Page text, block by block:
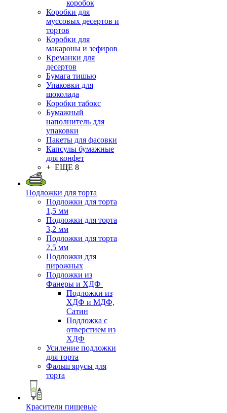
коробок
Коробки для
муссовых десертов и
тортов
Коробки для
макароны и зефиров
Креманки для
десертов
Бумага тишью
Упаковки для
шоколада
Коробки табокс
Бумажный
наполнитель для
упаковки
Пакеты для фасовки
Капсулы бумажные
для конфет
+ ЕЩЕ 8
Подложки для торта
Подложки для торта
1,5 мм
Подложки для торта
3,2 мм
Подложки для торта
2,5 мм
Подложки для
пирожных
Подложки из
Фанеры и ХДФ
Подложки из
ХДФ и МДФ,
Сатин
Подложка с
отверстием из
ХДФ
Усиление подложки
для торта
Фальш ярусы для
торта
Красители пищевые